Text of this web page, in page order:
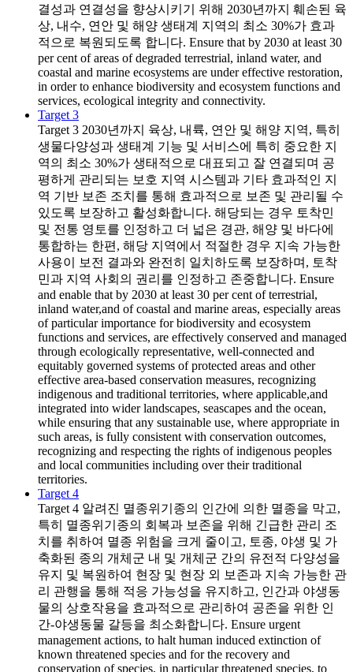
결성과 연결성을 향상시키기 위해 2030년까지 훼손된 육
상, 내수, 연안 및 해양 생태계 지역의 최소 30%가 효과
적으로 복원되도록 합니다. Ensure that by 2030 at least 30
per cent of areas of degraded terrestrial, inland water, and
coastal and marine ecosystems are under effective restoration,
in order to enhance biodiversity and ecosystem functions and
services, ecological integrity and connectivity.
Target 3
Target 3 2030년까지 육상, 내륙, 연안 및 해양 지역, 특히
생물다양성과 생태계 기능 및 서비스에 특히 중요한 지
역의 최소 30%가 생태적으로 대표되고 잘 연결되며 공
평하게 관리되는 보호 지역 시스템과 기타 효과적인 지
역 기반 보존 조치를 통해 효과적으로 보존 및 관리될 수
있도록 보장하고 활성화합니다. 해당되는 경우 토착민
및 전통 영토를 인정하고 더 넓은 경관, 해양 및 바다에
통합하는 한편, 해당 지역에서 적절한 경우 지속 가능한
사용이 보전 결과와 완전히 일치하도록 보장하며, 토착
민과 지역 사회의 권리를 인정하고 존중합니다. Ensure
and enable that by 2030 at least 30 per cent of terrestrial,
inland water,and of coastal and marine areas, especially areas
of particular importance for biodiversity and ecosystem
functions and services, are effectively conserved and managed
through ecologically representative, well-connected and
equitably governed systems of protected areas and other
effective area-based conservation measures, recognizing
indigenous and traditional territories, where applicable,and
integrated into wider landscapes, seascapes and the ocean,
while ensuring that any sustainable use, where appropriate in
such areas, is fully consistent with conservation outcomes,
recognizing and respecting the rights of indigenous peoples
and local communities including over their traditional
territories.
Target 4
Target 4 알려진 멸종위기종의 인간에 의한 멸종을 막고,
특히 멸종위기종의 회복과 보존을 위해 긴급한 관리 조
치를 취하여 멸종 위험을 크게 줄이고, 토종, 야생 및 가
축화된 종의 개체군 내 및 개체군 간의 유전적 다양성을
유지 및 복원하여 현장 및 현장 외 보존과 지속 가능한 관
리 관행을 통해 적응 가능성을 유지하고, 인간과 야생동
물의 상호작용을 효과적으로 관리하여 공존을 위한 인
간-야생동물 갈등을 최소화합니다. Ensure urgent
management actions, to halt human induced extinction of
known threatened species and for the recovery and
conservation of species, in particular threatened species, to